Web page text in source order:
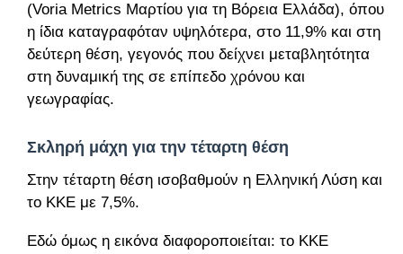
(Voria Metrics Μαρτίου για τη Βόρεια Ελλάδα), όπου
η ίδια καταγραφόταν υψηλότερα, στο 11,9% και στη
δεύτερη θέση, γεγονός που δείχνει μεταβλητότητα
στη δυναμική της σε επίπεδο χρόνου και
γεωγραφίας.
Σκληρή μάχη για την τέταρτη θέση
Στην τέταρτη θέση ισοβαθμούν η Ελληνική Λύση και
το ΚΚΕ με 7,5%.
Εδώ όμως η εικόνα διαφοροποιείται: το ΚΚΕ